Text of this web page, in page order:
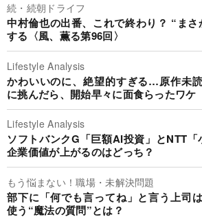
続・続朝ドライフ
中村倫也の出番、これで終わり？ “ま
する〈風、薫る第96回〉
Lifestyle Analysis
かわいいのに、絶望的すぎる…原作未
に挑んだら、開始早々に面食らったワケ
Lifestyle Analysis
ソフトバンクG「巨額AI投資」とNTT
企業価値が上がるのはどっち？
もう悩まない！職場・未解決問題
部下に「何でも言ってね」と言う上司
使う“魔法の質問”とは？